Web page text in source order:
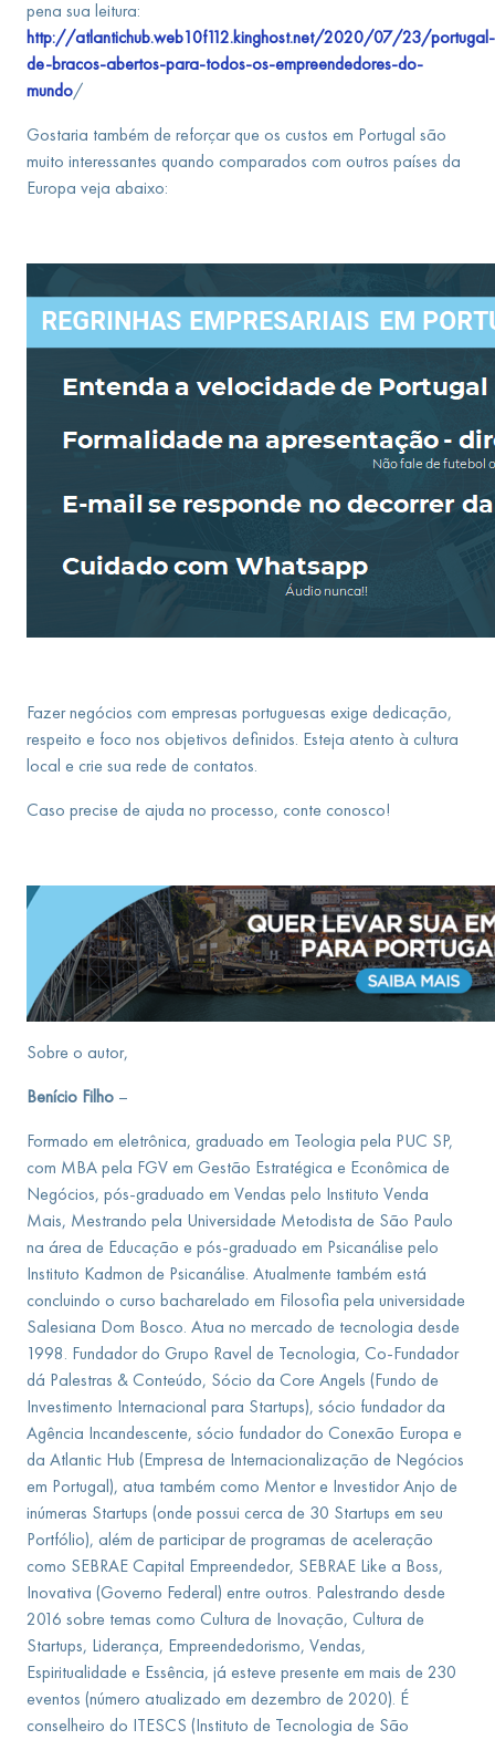
pena sua leitura:
http://atlantichub.web10f112.kinghost.net/2020/07/23/portugal-
de-bracos-abertos-para-todos-os-empreendedores-do-
mundo/
Gostaria também de reforçar que os custos em Portugal são
muito interessantes quando comparados com outros países da
Europa veja abaixo:
Fazer negócios com empresas portuguesas exige dedicação,
respeito e foco nos objetivos definidos. Esteja atento à cultura
local e crie sua rede de contatos.
Caso precise de ajuda no processo, conte conosco!
Sobre o autor,
Benício Filho –
Formado em eletrônica, graduado em Teologia pela PUC SP,
com MBA pela FGV em Gestão Estratégica e Econômica de
Negócios, pós-graduado em Vendas pelo Instituto Venda
Mais, Mestrando pela Universidade Metodista de São Paulo
na área de Educação e pós-graduado em Psicanálise pelo
Instituto Kadmon de Psicanálise. Atualmente também está
concluindo o curso bacharelado em Filosofia pela universidade
Salesiana Dom Bosco. Atua no mercado de tecnologia desde
1998. Fundador do Grupo Ravel de Tecnologia, Co-Fundador
dá Palestras & Conteúdo, Sócio da Core Angels (Fundo de
Investimento Internacional para Startups), sócio fundador da
Agência Incandescente, sócio fundador do Conexão Europa e
da Atlantic Hub (Empresa de Internacionalização de Negócios
em Portugal), atua também como Mentor e Investidor Anjo de
inúmeras Startups (onde possui cerca de 30 Startups em seu
Portfólio), além de participar de programas de aceleração
como SEBRAE Capital Empreendedor, SEBRAE Like a Boss,
Inovativa (Governo Federal) entre outros. Palestrando desde
2016 sobre temas como Cultura de Inovação, Cultura de
Startups, Liderança, Empreendedorismo, Vendas,
Espiritualidade e Essência, já esteve presente em mais de 230
eventos (número atualizado em dezembro de 2020). É
conselheiro do ITESCS (Instituto de Tecnologia de São